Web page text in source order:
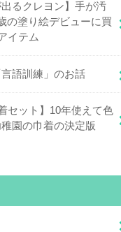
るクレヨン】手が汚
の塗り絵デビューに買
イテム
語訓練」のお話
セット】10年使えて色
園の巾着の決定版